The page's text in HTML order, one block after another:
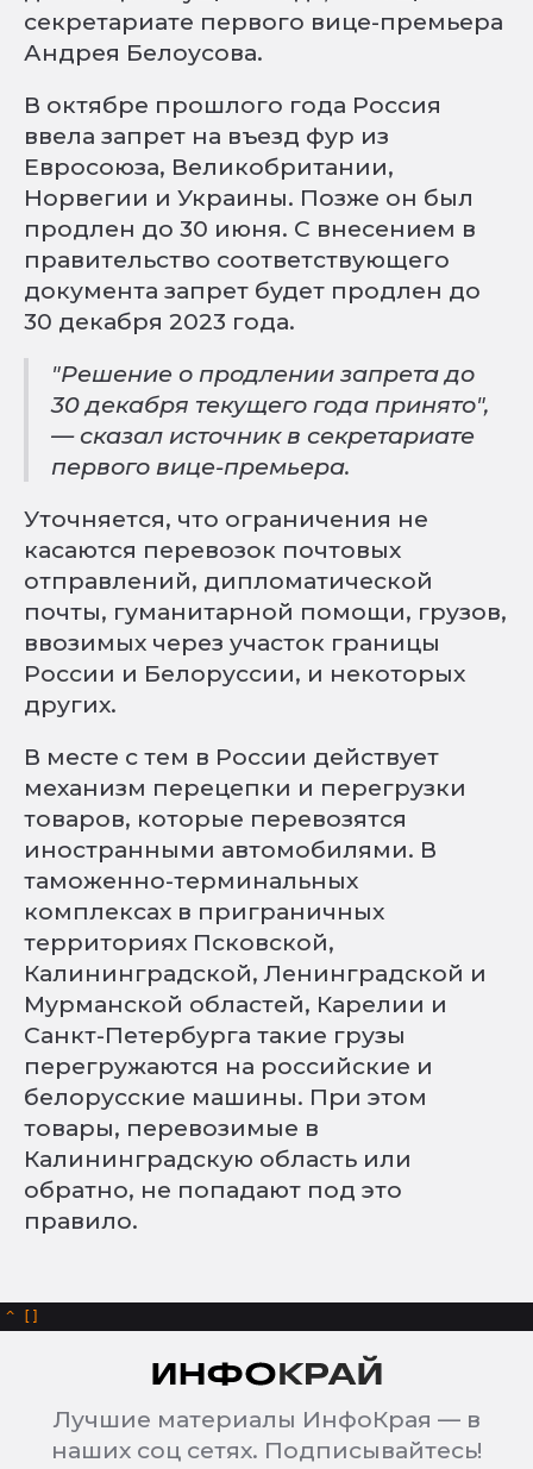
секретариате первого вице-премьера
Андрея Белоусова.
В октябре прошлого года Россия
ввела запрет на въезд фур из
Евросоюза, Великобритании,
Норвегии и Украины. Позже он был
продлен до 30 июня. С внесением в
правительство соответствующего
документа запрет будет продлен до
30 декабря 2023 года.
"Решение о продлении запрета до
30 декабря текущего года принято",
— сказал источник в секретариате
первого вице-премьера.
Уточняется, что ограничения не
касаются перевозок почтовых
отправлений, дипломатической
почты, гуманитарной помощи, грузов,
ввозимых через участок границы
России и Белоруссии, и некоторых
других.
В месте с тем в России действует
механизм перецепки и перегрузки
товаров, которые перевозятся
иностранными автомобилями. В
таможенно-терминальных
комплексах в приграничных
территориях Псковской,
Калининградской, Ленинградской и
Мурманской областей, Карелии и
Санкт-Петербурга такие грузы
перегружаются на российские и
белорусские машины. При этом
товары, перевозимые в
Калининградскую область или
обратно, не попадают под это
правило.
^
Лучшие материалы ИнфоКрая — в
наших соц сетях. Подписывайтесь!